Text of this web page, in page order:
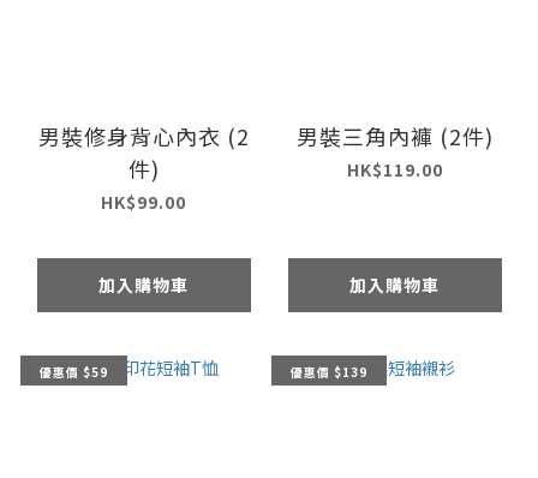
男裝修身背心內衣 (2
件)
HK$99.00
加入購物車
男裝三角內褲 (2件)
HK$119.00
加入購物車
優惠價 $59 優惠價 $139